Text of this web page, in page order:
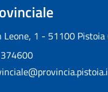
Leone, 1 - 51100 Pistoia